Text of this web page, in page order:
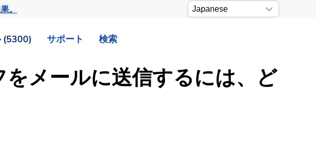
。
(5300) サポート 検索
メールに送信するには、ど